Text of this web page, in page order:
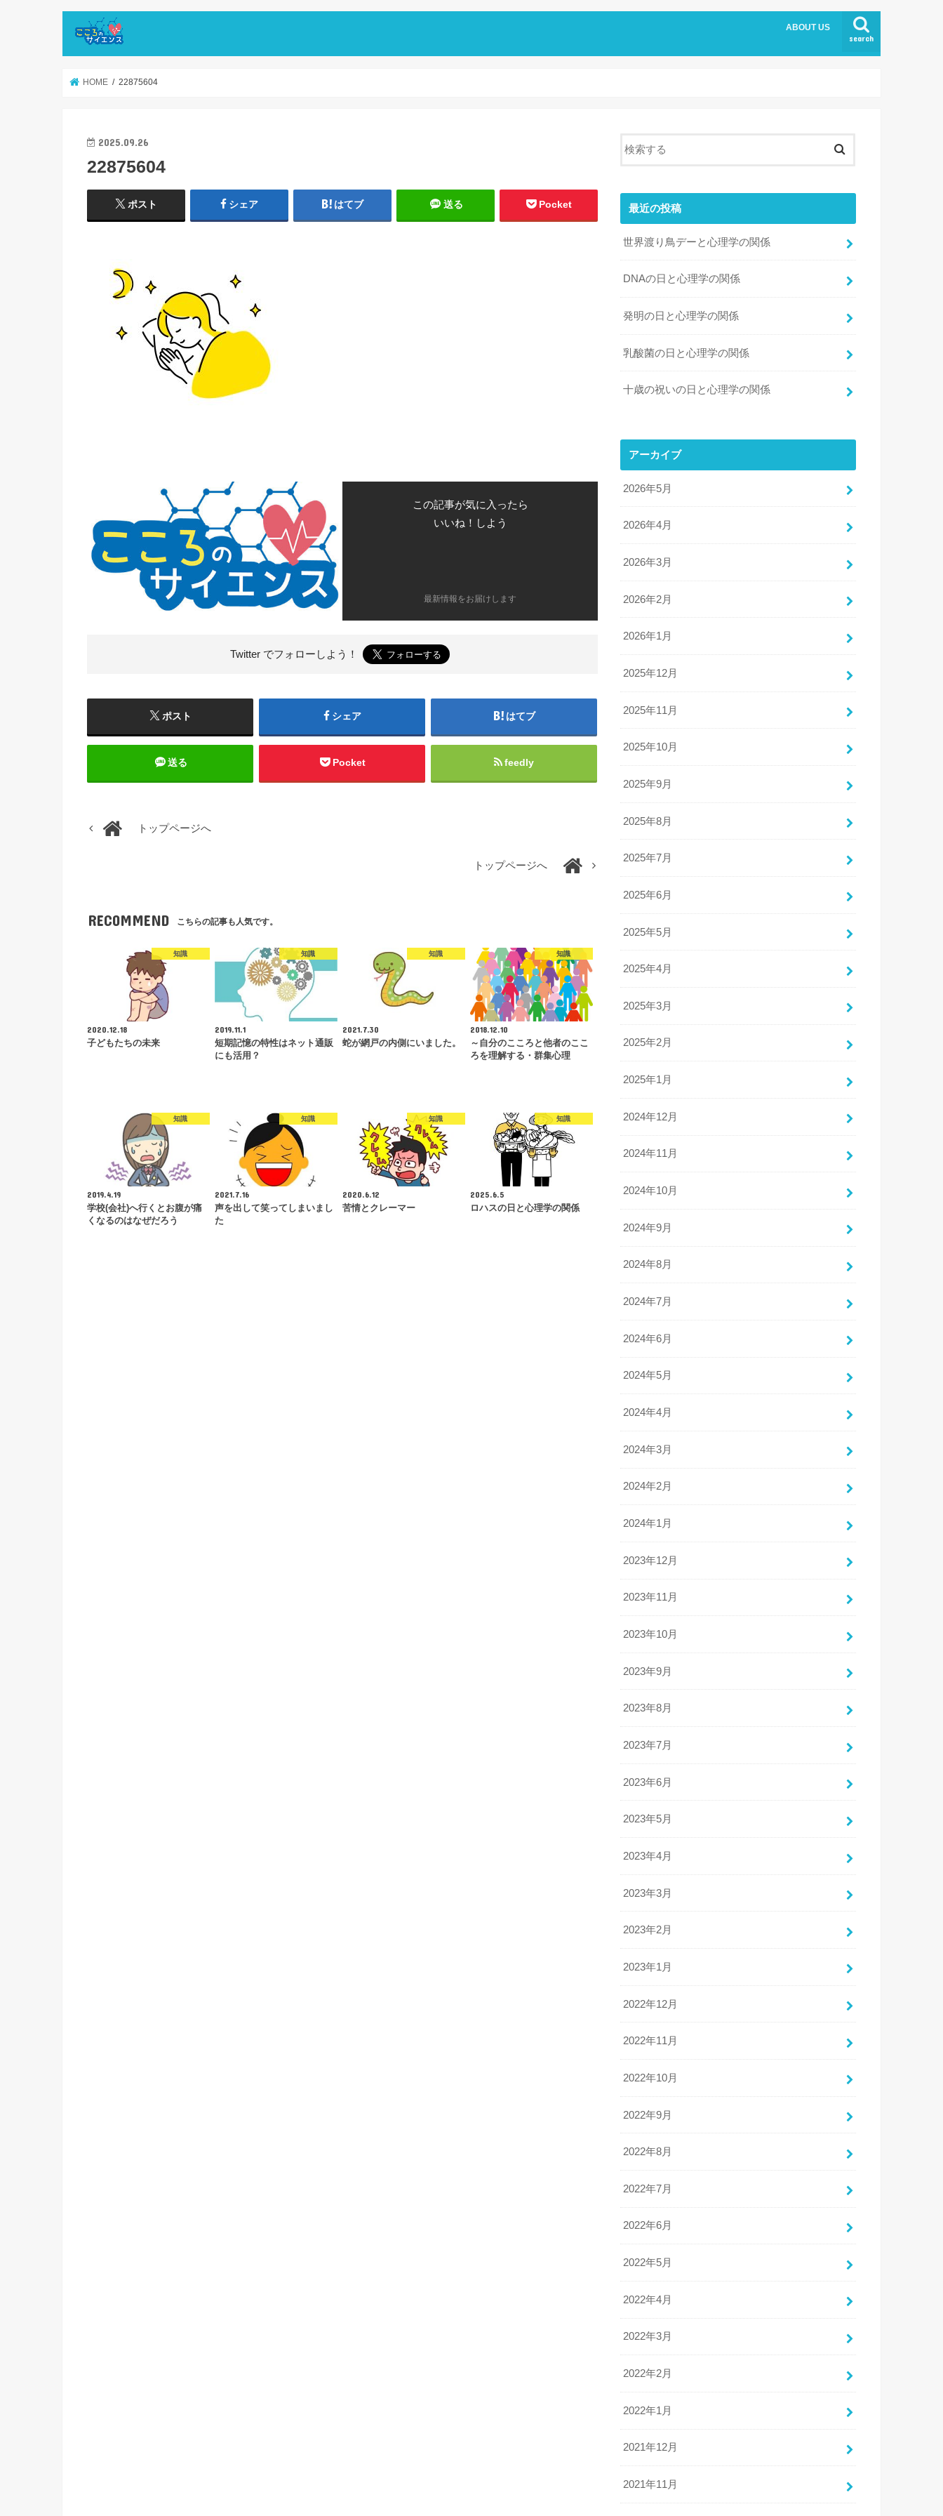
search
ABOUT US
HOME 22875604
2025.09.26
22875604
ポスト シェア はてブ 送る Pocket
この記事が気に入ったら
いいね！しよう
最新情報をお届けします
Twitter でフォローしよう！
ポスト シェア はてブ
送る Pocket feedly
トップページへ
トップページへ
RECOMMEND こちらの記事も人気です。
知識
2020.12.18
子どもたちの未来
知識
2019.11.1
短期記憶の特性はネット通販
にも活用？
知識
2021.7.30
蛇が網戸の内側にいました。
知識
2018.12.10
～自分のこころと他者のここ
ろを理解する・群集心理
知識
2019.4.19
学校(会社)へ行くとお腹が痛
くなるのはなぜだろう
知識
2021.7.16
声を出して笑ってしまいまし
た
知識
2020.6.12
苦情とクレーマー
知識
2025.6.5
ロハスの日と心理学の関係
最近の投稿
世界渡り鳥デーと心理学の関係
DNAの日と心理学の関係
発明の日と心理学の関係
乳酸菌の日と心理学の関係
十歳の祝いの日と心理学の関係
アーカイブ
2026年5月
2026年4月
2026年3月
2026年2月
2026年1月
2025年12月
2025年11月
2025年10月
2025年9月
2025年8月
2025年7月
2025年6月
2025年5月
2025年4月
2025年3月
2025年2月
2025年1月
2024年12月
2024年11月
2024年10月
2024年9月
2024年8月
2024年7月
2024年6月
2024年5月
2024年4月
2024年3月
2024年2月
2024年1月
2023年12月
2023年11月
2023年10月
2023年9月
2023年8月
2023年7月
2023年6月
2023年5月
2023年4月
2023年3月
2023年2月
2023年1月
2022年12月
2022年11月
2022年10月
2022年9月
2022年8月
2022年7月
2022年6月
2022年5月
2022年4月
2022年3月
2022年2月
2022年1月
2021年12月
2021年11月